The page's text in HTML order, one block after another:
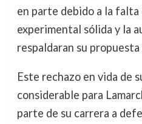
en parte debido a la falta
experimental sólida y la
respaldaran su
Este rechazo en vida de
considerable para
parte de su carrera a